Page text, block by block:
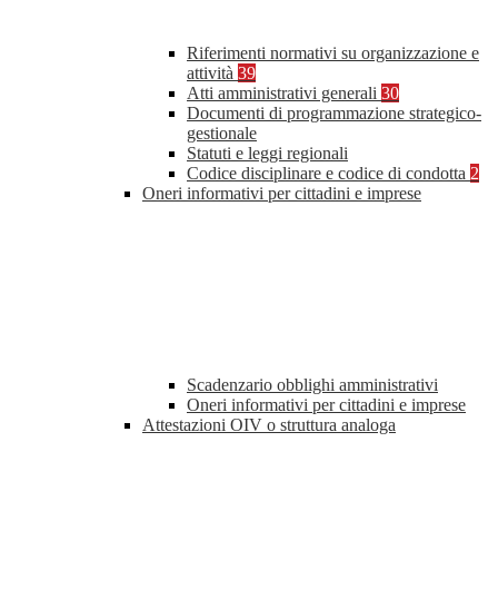
Riferimenti normativi su organizzazione e
attività 39
Atti amministrativi generali 30
Documenti di programmazione strategico-
gestionale
Statuti e leggi regionali
Codice disciplinare e codice di condotta 2
Oneri informativi per cittadini e imprese
Scadenzario obblighi amministrativi
Oneri informativi per cittadini e imprese
Attestazioni OIV o struttura analoga